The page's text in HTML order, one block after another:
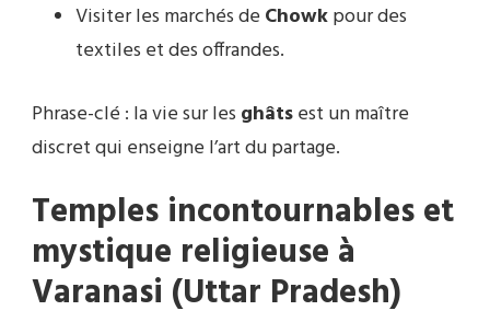
Visiter les marchés de Chowkpour des
textiles et des offrandes.
Phrase-clé : la vie sur les ghâtsest un maître
discret qui enseigne l’art du partage.
Temples incontournables et
mystique religieuse à
Varanasi (Uttar Pradesh)